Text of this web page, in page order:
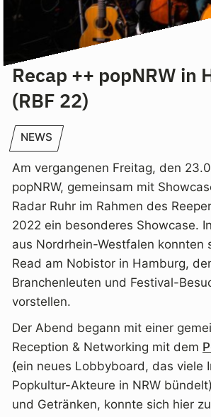
Recap ++ popNRW in
(RBF 22)
NEWS
Am vergangenen Freitag, den
popNRW, gemeinsam mit
Radar Ruhr im Rahmen des
2022 ein besonderes Showcase.
aus Nordrhein-Westfalen konnten
Read am Nobistor in Hamburg,
Branchenleuten und Festival-
vorstellen.
Der Abend begann mit einer
Reception & Networking mit dem
(ein neues Lobbyboard, das viele
Popkultur-Akteure in NRW
und Getränken, konnte sich hier